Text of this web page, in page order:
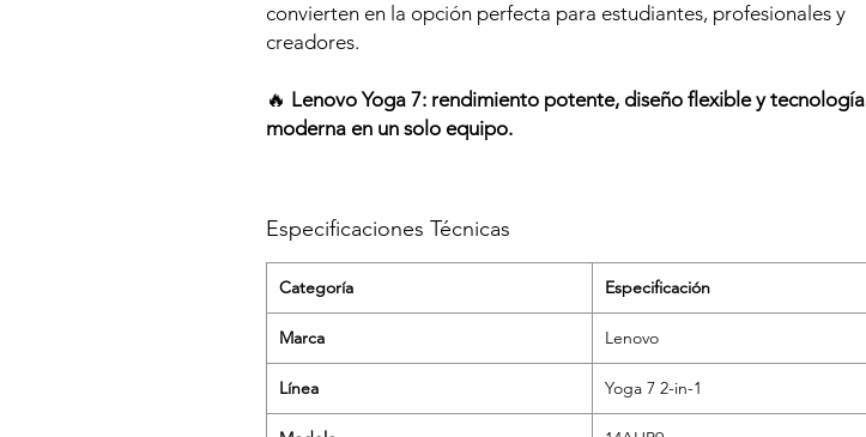
convierten en la opción perfecta para estudiantes, profesionales y
creadores.
🔥 Lenovo Yoga 7: rendimiento potente, diseño flexible y tecnología
moderna en un solo equipo.
Especificaciones Técnicas
Categoría Especificación
Marca Lenovo
Línea Yoga 7 2-in-1